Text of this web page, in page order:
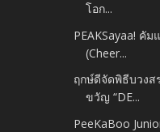
โอก...
PEAKSayaa! คั
(Cheer...
ฤกษ์ดีจัดพิธีบวงส
ขวัญ “DE...
PeeKaBoo